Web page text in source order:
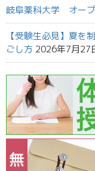
岐阜薬科大学 オー
【受験生必見】夏を
ごし方 2026年7月27